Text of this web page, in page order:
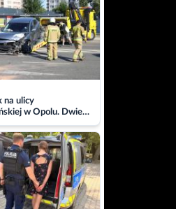
na ulicy
w Opolu. Dwie